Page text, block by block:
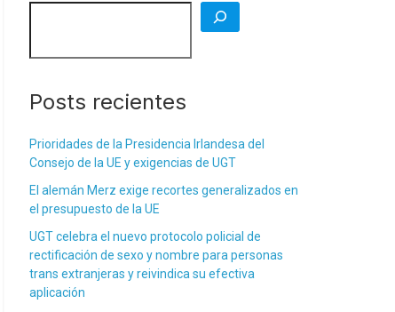
Posts recientes
Prioridades de la Presidencia Irlandesa del
Consejo de la UE y exigencias de UGT
El alemán Merz exige recortes generalizados en
el presupuesto de la UE
UGT celebra el nuevo protocolo policial de
rectificación de sexo y nombre para personas
trans extranjeras y reivindica su efectiva
aplicación